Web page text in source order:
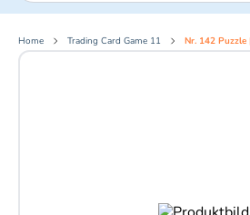
Home Trading Card Game 11 Nr. 142 Puzzle